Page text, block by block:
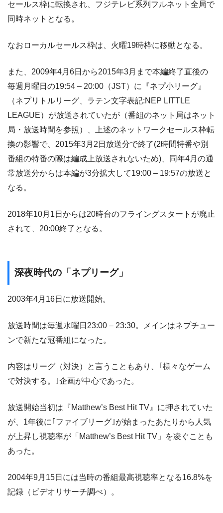
セールス枠に転換され、フジテレビ系列フルネット全局で
同時ネットとなる。
なおローカルセールス枠は、火曜19時枠に移動となる。
また、2009年4月6日から2015年3月まで本編終了直後の
毎週月曜日の19:54 – 20:00（JST）に『ネプ小リーグ』
（ネプリトルリーグ、ラテン文字表記:NEP LITTLE
LEAGUE）が放送されていたが（番組のネット局はネット
局・放送時間を参照）、上述のネットワークセールス枠転
換の影響で、2015年3月2日放送分で終了(2時間特番や別
番組の特番の際は編成上放送されないため)、同年4月の通
常放送分からは本編が3分拡大して19:00 – 19:57の放送と
なる。
2018年10月1日からは20時台のフライングスタートが廃止
されて、20:00終了となる。
深夜時代の「ネプリーグ」
2003年4月16日に放送開始。
放送時間は毎週水曜日23:00 – 23:30。メインはネプチュー
ンで新たな冠番組になった。
内容はリーグ（対決）と言うこともあり、｢様々なゲーム
で対決する。｣企画が中心であった。
放送開始当初は『Matthew’s Best Hit TV』に押されていた
が、1年後に｢ファイブリーグ｣が始まったあたりから人気
が上昇し視聴率が「Matthew’s Best Hit TV」を凌ぐことも
あった。
2004年9月15日には当時の番組最高視聴率となる16.8%を
記録（ビデオリサーチ調べ）。